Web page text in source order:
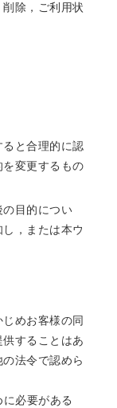
除，ご利用状
と合理的に認
変更するもの
目的につい
，または本ウ
めお客様の同
することはあ
法令で認めら
必要がある